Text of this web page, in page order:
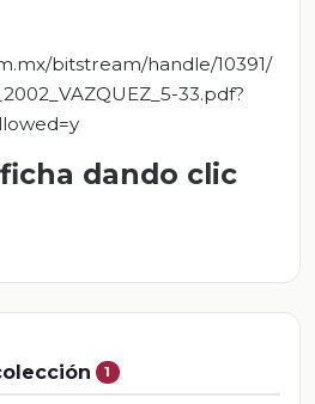
bitstream/handle/10391/
33.pdf?
dando clic
1